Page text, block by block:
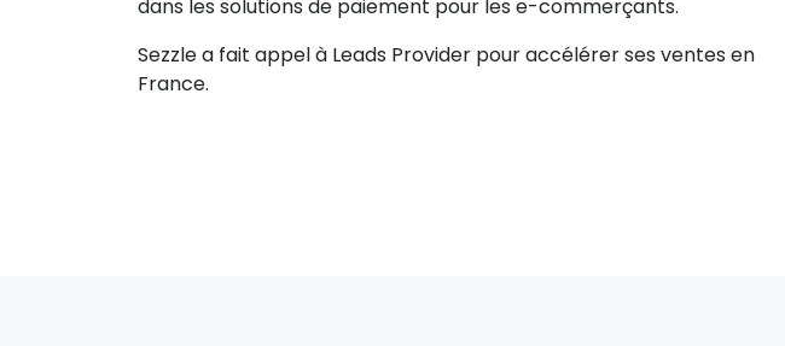
dans les solutions de paiement pour les e-commerçants.
Sezzle a fait appel à Leads Provider pour accélérer ses ventes en
France.